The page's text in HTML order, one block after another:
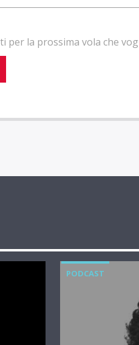
per la prossima vola che
PODCAST